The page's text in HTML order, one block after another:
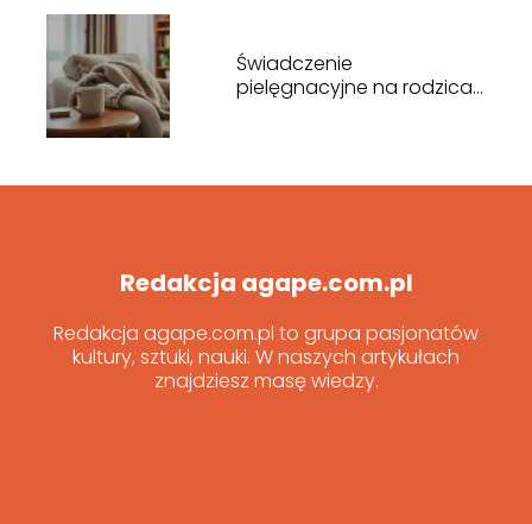
Świadczenie
pielęgnacyjne na rodzica
Redakcja agape.com.pl
Redakcja agape.com.pl to grupa pasjonatów
kultury, sztuki, nauki. W naszych artykułach
znajdziesz masę wiedzy.